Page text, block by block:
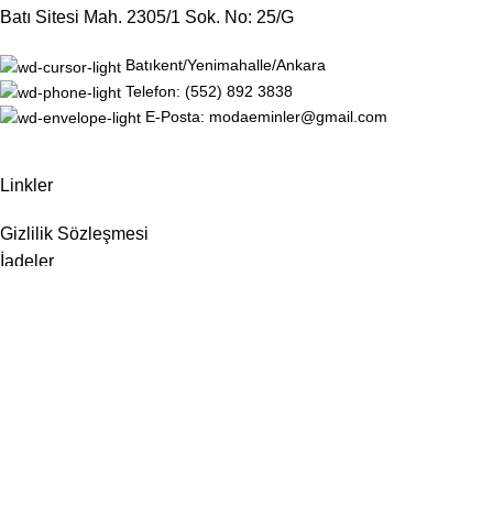
Batı Sitesi Mah. 2305/1 Sok. No: 25/G
Batıkent/Yenimahalle/Ankara
Telefon: (552) 892 3838
E-Posta: modaeminler@gmail.com
Linkler
Gizlilik Sözleşmesi
İadeler